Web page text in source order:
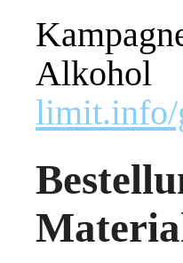
limit.info/